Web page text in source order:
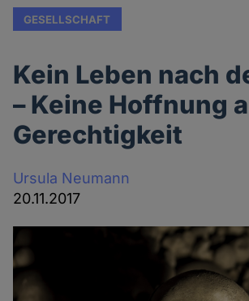
GESELLSCHAFT
Kein Leben nach
– Keine Hoffnung
Gerechtigkeit
Ursula Neumann
20.11.2017